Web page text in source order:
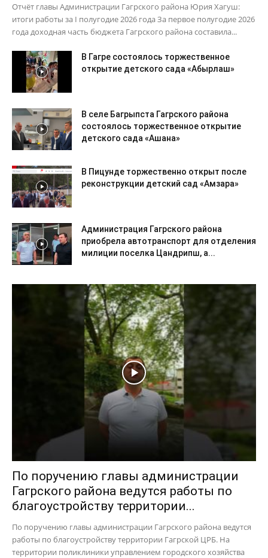
Отчёт главы Администрации Гагрского района Юрия Хагуш:
итоги работы за I полугодие 2026 года За первое полугодие 2026
года доходная часть бюджета Гагрского района составила...
В Гагре состоялось торжественное
открытие детского сада «Абырлаш»
В селе Багрыпста Гагрского района
состоялось торжественное открытие
детского сада «Ашана»
В Пицунде торжественно открыт после
реконструкции детский сад «Амзара»
Администрация Гагрского района
приобрела автотранспорт для отделения
милиции поселка Цандрипш, а...
По поручению главы администрации
Гагрского района ведутся работы по
благоустройству территории...
По поручению главы администрации Гагрского района ведутся
работы по благоустройству территории Гагрской ЦРБ. На
территории поликлиники управлением городского хозяйства